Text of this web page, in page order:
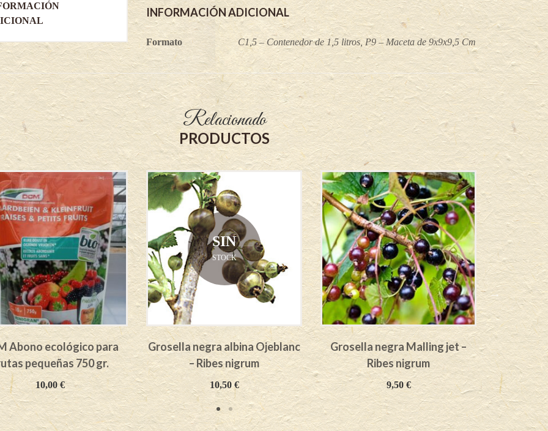
INFORMACIÓN ADICIONAL
Formato C1,5 – Contenedor de 1,5 litros, P9 – Maceta de 9x9x9,5 Cm
Relacionado
PRODUCTOS
Abono ecológico para
pequeñas 750 gr.
10,00€
SIN
STOCK
Grosella negra albina Ojeblanc
– Ribes nigrum
10,50 €
Grosella negra Malling jet –
Ribes nigrum
9,50 €
Black